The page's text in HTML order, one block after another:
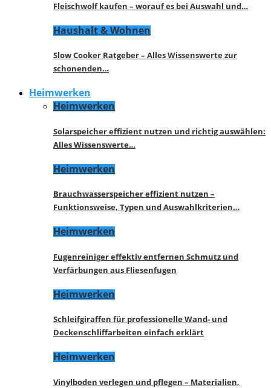
Fleischwolf kaufen – worauf es bei Auswahl und…
Haushalt & Wohnen
Slow Cooker Ratgeber – Alles Wissenswerte zur
schonenden…
Heimwerken
Heimwerken
Solarspeicher effizient nutzen und richtig auswählen:
Alles Wissenswerte…
Heimwerken
Brauchwasserspeicher effizient nutzen –
Funktionsweise, Typen und Auswahlkriterien…
Heimwerken
Fugenreiniger effektiv entfernen Schmutz und
Verfärbungen aus Fliesenfugen
Heimwerken
Schleifgiraffen für professionelle Wand- und
Deckenschliffarbeiten einfach erklärt
Heimwerken
Vinylboden verlegen und pflegen – Materialien,